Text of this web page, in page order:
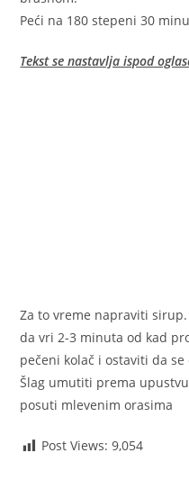
Peći na 180 stepeni 30
Tekst se nastavlja ispod
Za to vreme napraviti
da vri 2-3 minuta od kad
pečeni kolač i ostaviti da se
Šlag umutiti prema
posuti mlevenim orasima
Post Views: 9,054